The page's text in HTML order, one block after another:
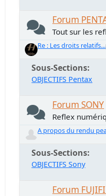
Forum
Tout sur les
Re : Les droits relatifs...
Sous-Sections
OBJECTIFS Pentax
Forum SONY
Reflex
A propos du rendu
Sous-Sections
OBJECTIFS Sony
Forum